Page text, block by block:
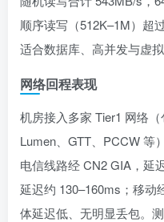
顺序读写（512K–1M）超
适合数据库、高并发与虚拟
网络回程表现
机房接入多家 Tier1 网络（
Lumen、GTT、PCCW 等
电信线路经 CN2 GIA，延
延迟约 130–160ms；移动
体延迟低、无明显丢包。